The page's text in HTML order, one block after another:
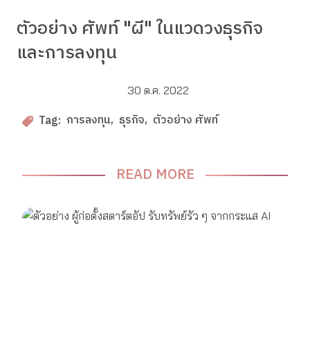
ตัวอย่าง ศัพท์ "ผี" ในแวดวงธุรกิจ
และการลงทุน
30 ต.ค. 2022
Tag: การลงทุน ธุรกิจ ตัวอย่าง ศัพท์
READ MORE